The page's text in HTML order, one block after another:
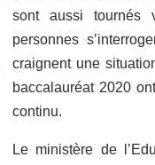
sont aussi tournés
personnes
craignent une
baccalauréat 2020
continu.
Le ministère de